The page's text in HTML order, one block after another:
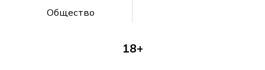
Общество
18+